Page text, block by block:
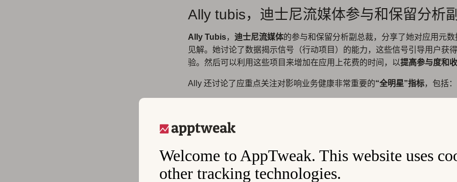
Welcome to AppTweak. This website uses
other tracking technologies.
Ally tubis，迪士尼流媒体参与和保留分析
Ally Tubis， 迪士尼流媒体的参与和保留分析副总裁，分享了她对应用元数
见解。她讨论了数据揭示信号（行动项目）的能力，这些信号引导用户获
验。然后可以利用这些项目来增加在应用上花费的时间，以提高参与度和
Ally 还讨论了应重点关注对影响业务健康非常重要的“全明星”指标，包括：
参与度，例如每个用户的时长
广度，或每个用户的各种操作，例如他们正在流式传输的类型或他们正
种产品。有了这个，她强调，特定类别中不常出现的大额消费者不应
注点。相反，她坚持认为，开发人员应该关注那些经常且在各种项目上